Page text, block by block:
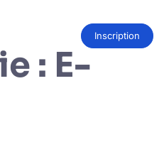
Inscription
: E-